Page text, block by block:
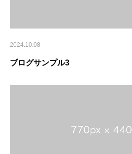
2024.10.08
ブログサンプル3